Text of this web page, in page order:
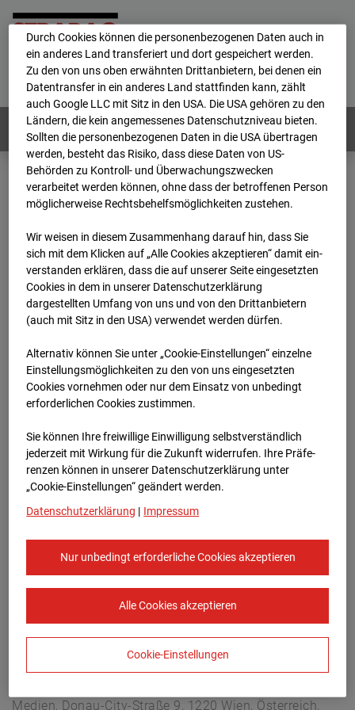
Home E-Mail Impressum
Login
Deutsch / English
Webcams: Alle Länder
Home
Deutschland
BC-104 - BV-Arne Jacobsen Haus
Archiv
2026
01 12 19:00
BC-104 - BV-Arne
Jacobsen Haus
Überseering 12, 22297 Hamburg
Zur Übersicht
Europe/Berlin
Medien, Donau-City-Straße 9, 1220 Wien, Österreich,
Durch Cookies können die personenbezogenen Daten auch in
ein anderes Land transferiert und dort gespeichert werden.
Zu den von uns oben erwähnten Drittanbietern, bei denen ein
Datentransfer in ein anderes Land stattfinden kann, zählt
auch Google LLC mit Sitz in den USA. Die USA gehören zu den
Ländern, die kein angemessenes Datenschutzniveau bieten.
Sollten die personenbezogenen Daten in die USA übertragen
werden, besteht das Risiko, dass diese Daten von US-
Behörden zu Kontroll- und Überwachungszwecken
verarbeitet werden können, ohne dass der betroffenen Person
möglicherweise Rechtsbehelfsmöglichkeiten zustehen.
Wir weisen in diesem Zusammenhang darauf hin, dass Sie
sich mit dem Klicken auf „Alle Cookies akzeptieren“ damit ein­
ver­standen erklären, dass die auf unserer Seite eingesetzten
Cookies in dem in unserer Datenschutzerklärung
dargestellten Umfang von uns und von den Drittanbietern
(auch mit Sitz in den USA) verwendet werden dürfen.
Alternativ können Sie unter „Cookie-Einstellungen“ einzelne
Einstellungsmöglichkeiten zu den von uns eingesetzten
Cookies vornehmen oder nur dem Einsatz von unbedingt
erforderlichen Cookies zustimmen.
Sie können Ihre freiwillige Einwilligung selbstverständlich
jederzeit mit Wirkung für die Zukunft widerrufen. Ihre Prä­fe­
renzen können in unserer Datenschutzerklärung unter
„Cookie-Einstellungen“ geändert werden.
Datenschutzerklärung | Impressum
Nur unbedingt erforderliche Cookies akzeptieren
Alle Cookies akzeptieren
Cookie-Einstellungen